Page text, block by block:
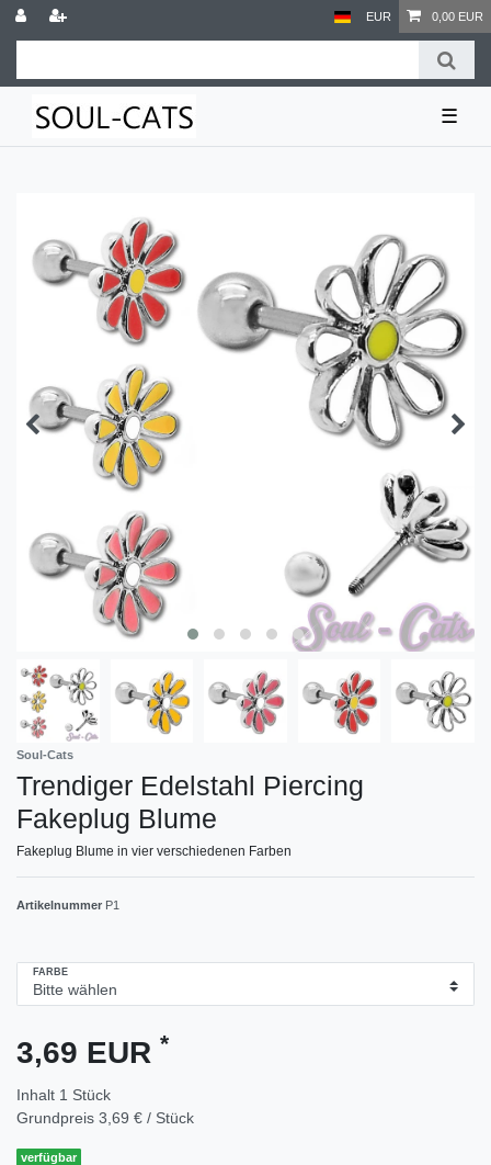
EUR 0,00 EUR
☰
Soul-Cats
Trendiger Edelstahl Piercing
Fakeplug Blume
Fakeplug Blume in vier verschiedenen Farben
Artikelnummer P1
FARBE
3,69 EUR *
Inhalt 1 Stück
Grundpreis 3,69 € / Stück
verfügbar